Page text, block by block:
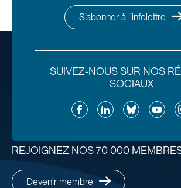
S’abonner à l’infolettre
SUIVEZ-NOUS SUR NOS
SOCIAUX
FacebookLinkedInBluesky
REJOIGNEZ NOS 70 000
Devenir membre